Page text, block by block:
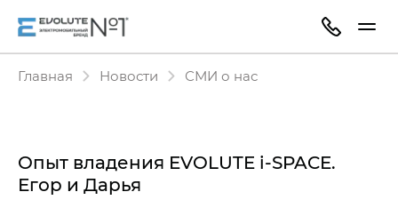
Главная Новости СМИ о нас
Опыт владения EVOLUTE i‑SPACE.
Егор и Дарья